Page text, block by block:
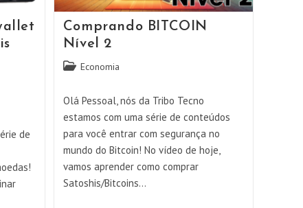
de
Comprando BITCOIN
Nível 2
Categoria
post:
Economia
Olá Pessoal, nós da Tribo Tecno
estamos com uma série de conteúdos
para você entrar com segurança no
mundo do Bitcoin! No vídeo de hoje,
vamos aprender como comprar
Satoshis/Bitcoins…